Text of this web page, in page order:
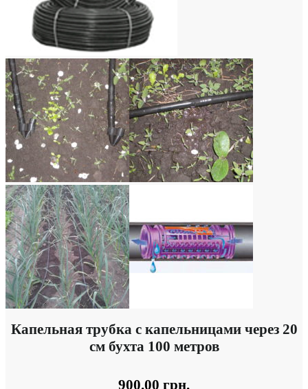
Капельная трубка с капельницами через 20
см бухта 100 метров
900.00 грн.